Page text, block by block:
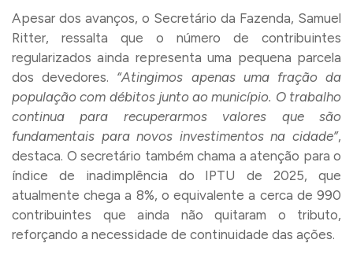
Apesar dos avanços, o Secretário da Fazenda, Samuel
Ritter, ressalta que o número de contribuintes
regularizados ainda representa uma pequena parcela
dos devedores. “Atingimos apenas uma fração da
população com débitos junto ao município. O trabalho
continua para recuperarmos valores que são
fundamentais para novos investimentos na cidade”,
destaca. O secretário também chama a atenção para o
índice de inadimplência do IPTU de 2025, que
atualmente chega a 8%, o equivalente a cerca de 990
contribuintes que ainda não quitaram o tributo,
reforçando a necessidade de continuidade das ações.